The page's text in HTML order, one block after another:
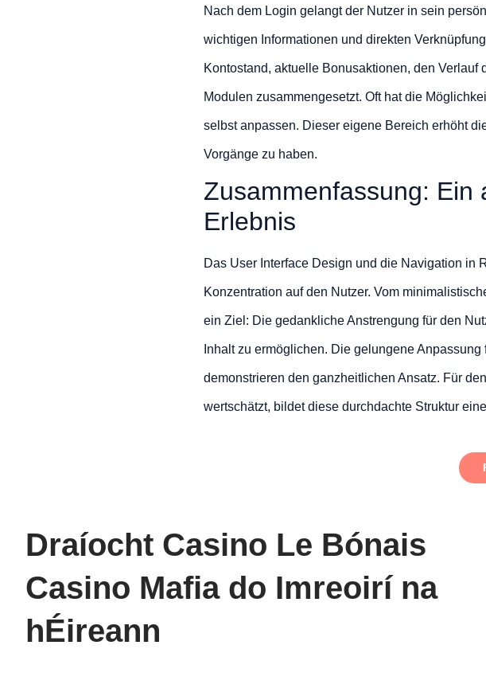
Nach dem Login gelangt der Nutzer in sein
wichtigen Informationen und direkten
Kontostand, aktuelle Bonusaktionen, den
Modulen zusammengesetzt. Oft hat die
selbst anpassen. Dieser eigene Bereich erhöht
Vorgänge zu haben.
Zusammenfassung: Ein
Erlebnis
Das User Interface Design und die Navigation in
Konzentration auf den Nutzer. Vom
ein Ziel: Die gedankliche Anstrengung für den
Inhalt zu ermöglichen. Die gelungene
demonstrieren den ganzheitlichen Ansatz. Für
wertschätzt, bildet diese durchdachte Struktur
Draíocht Casino Le Bónais
Casino Mafia do Imreoirí na
hÉireann